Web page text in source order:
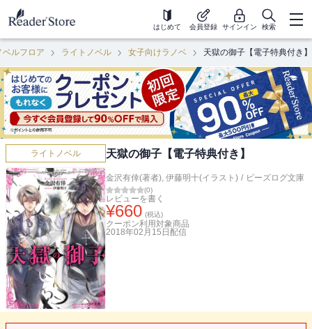
はじめて 会員登録 サインイン 検索
ベルフロア ライトノベル 女子向けラノベ 天獄の御子【電子特典付き】
ライトノベル 天獄の御子【電子特典付き】
金沢有倖(著者), 伊藤明十(イラスト) / ビーズログ文庫
(0)
レビューを書く
¥660 (税込)
クーポン利用対象商品
2018年02月15日 配信